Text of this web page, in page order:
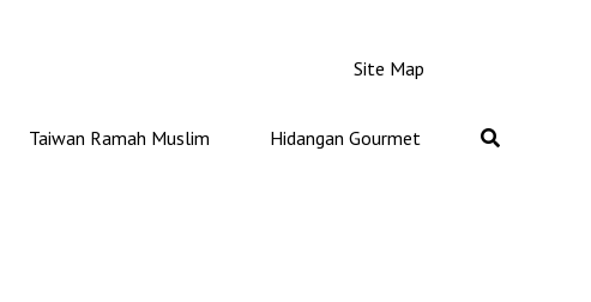
Site Map
Taiwan Ramah Muslim
Hidangan Gourmet